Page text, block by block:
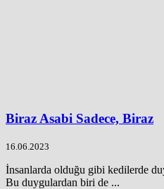
Biraz Asabi Sadece, Biraz
16.06.2023
İnsanlarda olduğu gibi kedilerde
Bu duygulardan biri de ...